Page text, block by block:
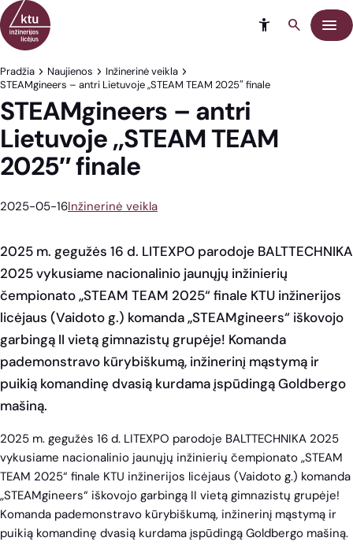
Eiti į turinį
Meniu
Pradžia Naujienos
Inžinerinė veikla
STEAMgineers – antri Lietuvoje ,,STEAM TEAM 2025″ finale
STEAMgineers – antri
Lietuvoje ,,STEAM TEAM
2025″ finale
2025-05-16Inžinerinė veikla
2025 m. gegužės 16 d. LITEXPO parodoje BALTTECHNIKA
2025 vykusiame nacionalinio jaunųjų inžinierių
čempionato „STEAM TEAM 2025“ finale KTU inžinerijos
licėjaus (Vaidoto g.) komanda „STEAMgineers“ iškovojo
garbingą II vietą gimnazistų grupėje! Komanda
pademonstravo kūrybiškumą, inžinerinį mąstymą ir
puikią komandinę dvasią kurdama įspūdingą Goldbergo
mašiną.
2025 m. gegužės 16 d. LITEXPO parodoje BALTTECHNIKA 2025
vykusiame nacionalinio jaunųjų inžinierių čempionato „STEAM
TEAM 2025“ finale KTU inžinerijos licėjaus (Vaidoto g.) komanda
„STEAMgineers“ iškovojo garbingą II vietą gimnazistų grupėje!
Komanda pademonstravo kūrybiškumą, inžinerinį mąstymą ir
puikią komandinę dvasią kurdama įspūdingą Goldbergo mašiną.